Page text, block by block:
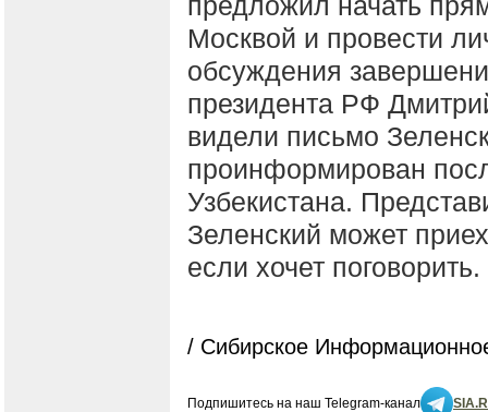
Москвой и провести
обсуждения
президента РФ
видели письмо
проинформирован
Узбекистана.
Зеленский может
если хочет поговорить.
/ Сибирское
Подпишитесь на наш Telegram-канал